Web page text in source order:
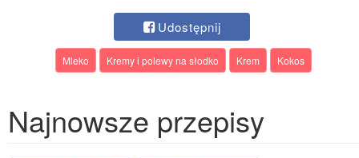
Udostępnij
Mleko Kremy i polewy na słodko Krem Kokos
Najnowsze przepisy